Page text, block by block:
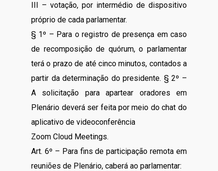
III – votação, por intermédio de dispositivo
próprio de cada parlamentar.
§ 1º – Para o registro de presença em caso
de recomposição de quórum, o parlamentar
terá o prazo de até cinco minutos, contados a
partir da determinação do presidente. § 2º –
A solicitação para apartear oradores em
Plenário deverá ser feita por meio do chat do
aplicativo de videoconferência
Zoom Cloud Meetings.
Art. 6º – Para fins de participação remota em
reuniões de Plenário, caberá ao parlamentar: